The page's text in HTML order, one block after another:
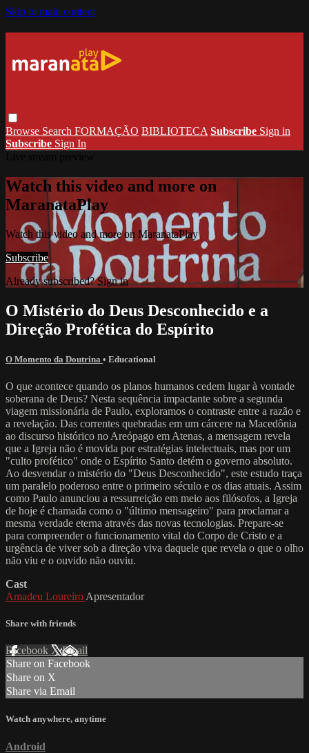
Skip to main content
Browse Search FORMAÇÃO BIBLIOTECA Subscribe Sign in
Subscribe Sign In
Watch this video and more on
MaranataPlay
Watch this video and more on MaranataPlay
Subscribe
Already subscribed?Sign in
O Mistério do Deus Desconhecido e a
Direção Profética do Espírito
O Momento da Doutrina • Educational
O que acontece quando os planos humanos cedem lugar à vontade
soberana de Deus? Nesta sequência impactante sobre a segunda
viagem missionária de Paulo, exploramos o contraste entre a razão e
a revelação. Das correntes quebradas em um cárcere na Macedônia
ao discurso histórico no Areópago em Atenas, a mensagem revela
que a Igreja não é movida por estratégias intelectuais, mas por um
"culto profético" onde o Espírito Santo detém o governo absoluto.
Ao desvendar o mistério do "Deus Desconhecido", este estudo traça
um paralelo poderoso entre o primeiro século e os dias atuais. Assim
como Paulo anunciou a ressurreição em meio aos filósofos, a Igreja
de hoje é chamada como o "último mensageiro" para proclamar a
mesma verdade eterna através das novas tecnologias. Prepare-se
para compreender o funcionamento vital do Corpo de Cristo e a
urgência de viver sob a direção viva daquele que revela o que o olho
não viu e o ouvido não ouviu.
Cast
Amadeu Loureiro Apresentador
Share with friends
Facebook XEmail
Share on Facebook
Share on X
Share via Email
Watch anywhere, anytime
Android